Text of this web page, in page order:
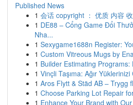
Published News
1 会话 copyright ： 优质 内容
1 DE88 – Cổng Game Đổi
Nha...
1 Sexygame1688n Register:
1 Custom Vitreous Mugs by
1 Builder Estimating
1 Vinçli Taşıma: Ağır
1 Aros Flytt & Städ AB – Trygg
1 Choose Parking Lot Repair
1 Enhance Your Brand with